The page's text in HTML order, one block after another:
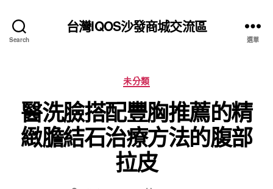
Search
台灣IQOS沙發商城交流區
選單
分
類
未分類
醫洗臉搭配豐胸推薦的精
緻膽結石治療方法的腹部
拉皮